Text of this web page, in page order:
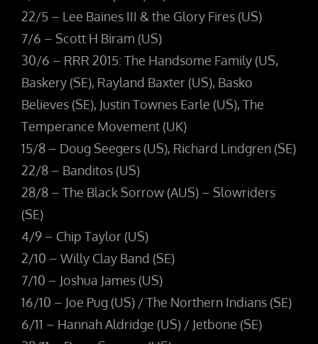
22/5 – Lee Baines III & the Glory Fires (US)
7/6 – Scott H Biram (US)
30/6 – RRR 2015: The Handsome Family (US,
Baskery (SE), Rayland Baxter (US), Basko
Believes (SE), Justin Townes Earle (US), The
Temperance Movement (UK)
15/8 – Doug Seegers (US), Richard Lindgren (SE)
22/8 – Banditos (US)
28/8 – The Black Sorrow (AUS) – Slowriders
(SE)
4/9 – Chip Taylor (US)
2/10 – Willy Clay Band (SE)
7/10 – Joshua James (US)
16/10 – Joe Pug (US) / The Northern Indians (SE)
6/11 – Hannah Aldridge (US) / Jetbone (SE)